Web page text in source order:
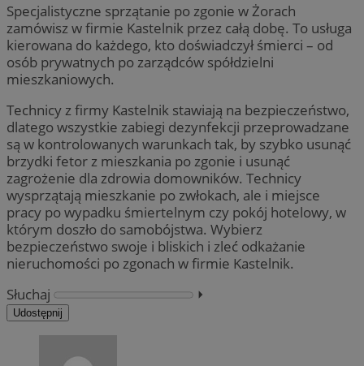
Specjalistyczne sprzątanie po zgonie w Żorach
zamówisz w firmie Kastelnik przez całą dobę. To usługa
kierowana do każdego, kto doświadczył śmierci – od
osób prywatnych po zarządców spółdzielni
mieszkaniowych.
Technicy z firmy Kastelnik stawiają na bezpieczeństwo,
dlatego wszystkie zabiegi dezynfekcji przeprowadzane
są w kontrolowanych warunkach tak, by szybko usunąć
brzydki fetor z mieszkania po zgonie i usunąć
zagrożenie dla zdrowia domowników. Technicy
wysprzątają mieszkanie po zwłokach, ale i miejsce
pracy po wypadku śmiertelnym czy pokój hotelowy, w
którym doszło do samobójstwa. Wybierz
bezpieczeństwo swoje i bliskich i zleć odkażanie
nieruchomości po zgonach w firmie Kastelnik.
Słuchaj
⏵︎
Udostępnij